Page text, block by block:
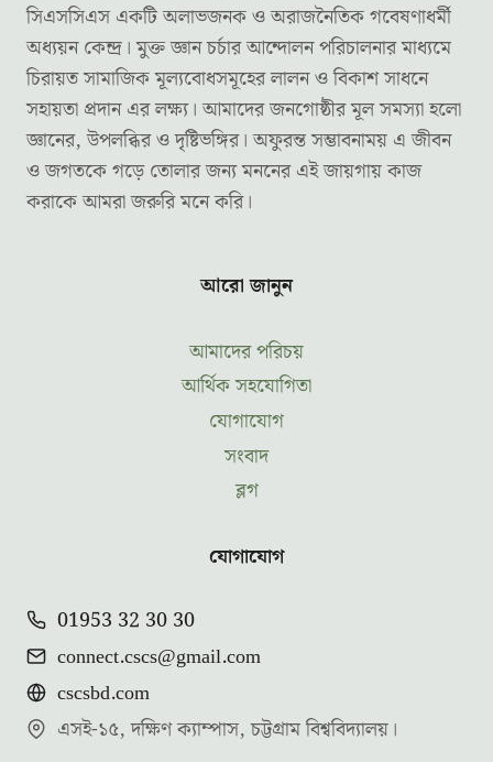
সিএসসিএস একটি অলাভজনক ও অরাজনৈতিক গবেষণাধর্মী
অধ্যয়ন কেন্দ্র। মুক্ত জ্ঞান চর্চার আন্দোলন পরিচালনার মাধ্যমে
চিরায়ত সামাজিক মূল্যবোধসমূহের লালন ও বিকাশ সাধনে
সহায়তা প্রদান এর লক্ষ্য। আমাদের জনগোষ্ঠীর মূল সমস্যা হলো
জ্ঞানের, উপলব্ধির ও দৃষ্টিভঙ্গির। অফুরন্ত সম্ভাবনাময় এ জীবন
ও জগতকে গড়ে তোলার জন্য মননের এই জায়গায় কাজ
করাকে আমরা জরুরি মনে করি।
আরো জানুন
আমাদের পরিচয়
আর্থিক সহযোগিতা
যোগাযোগ
সংবাদ
ব্লগ
যোগাযোগ
01953 32 30 30
connect.cscs@gmail.com
cscsbd.com
এসই-১৫, দক্ষিণ ক্যাম্পাস, চট্টগ্রাম বিশ্ববিদ্যালয়।